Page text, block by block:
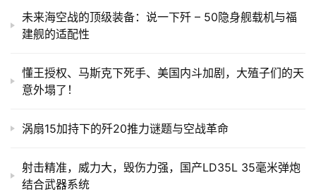
未来海空战的顶级装备：说一下歼 – 50隐身舰载机与福
建舰的适配性
懂王授权、马斯克下死手、美国内斗加剧，大殖子们的天
意外塌了！
涡扇15加持下的歼20推力谜题与空战革命
射击精准，威力大，毁伤力强，国产LD35L 35毫米弹炮
结合武器系统